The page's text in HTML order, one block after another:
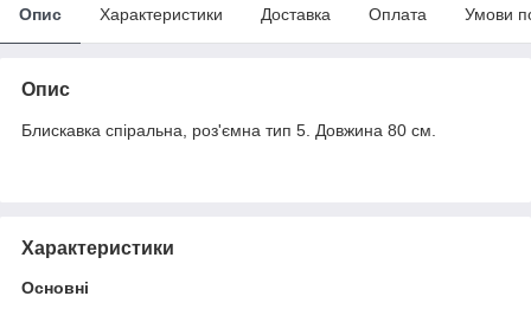
Опис Характеристики Доставка Оплата Умови
Опис
Блискавка спіральна, роз'ємна тип 5. Довжина 80 см.
Характеристики
Основні